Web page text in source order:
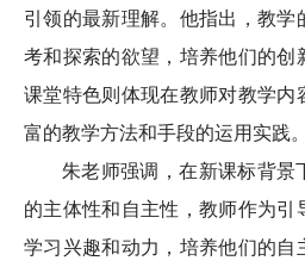
引领的最新理解。他指出，教学
考和探索的欲望，培养他们的创
课堂特色则体现在教师对教学内
富的教学方法和手段的运用实践。
朱老师强调，在新课标背景
的主体性和自主性，教师作为引
学习兴趣和动力，培养他们的自